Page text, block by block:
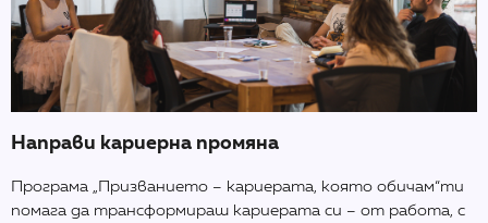
Направи кариерна промяна
Програма „Призванието – кариерата, която обичам“ти
помага да трансформираш кариерата си – от работа, с